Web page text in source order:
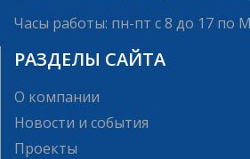
Часы работы: пн-пт с 8 до 17 по
РАЗДЕЛЫ САЙТА
О компании
Новости и события
Проекты